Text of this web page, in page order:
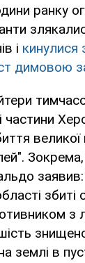
ранку
і кинулися
димовою
частини
великої
збиті
з
землі в